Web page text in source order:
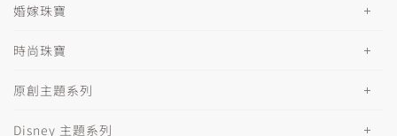
婚嫁珠寶
時尚珠寶
原創主題系列
Disney 主題系列